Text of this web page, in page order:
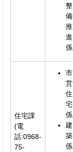
整
備
推
進
係
住宅課
(電
話:0968-
75-
市
営
住
宅
係
建
築
係